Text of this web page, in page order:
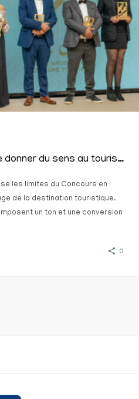
« Tounes Lik » ou l’art de donner du sens au tourisme tunisien
les limites du Concours en
de la destination touristique.
un ton et une conversion
0